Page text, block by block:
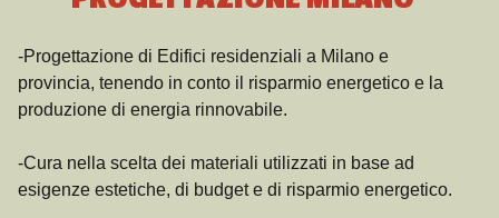
-Progettazione di Edifici residenziali a Milano e
provincia, tenendo in conto il risparmio energetico e la
produzione di energia rinnovabile.
-Cura nella scelta dei materiali utilizzati in base ad
esigenze estetiche, di budget e di risparmio energetico.